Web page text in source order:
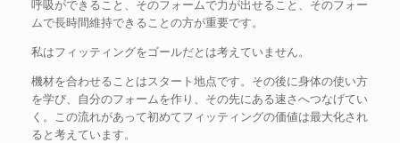
呼吸ができること、そのフォームで力が出せること、そのフォー
ムで長時間維持できることの方が重要です。
私はフィッティングをゴールだとは考えていません。
機材を合わせることはスタート地点です。その後に身体の使い方
を学び、自分のフォームを作り、その先にある速さへつなげてい
く。この流れがあって初めてフィッティングの価値は最大化され
ると考えています。